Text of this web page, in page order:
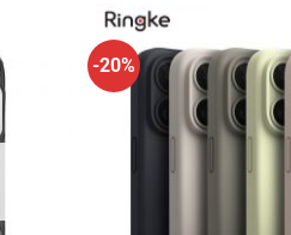
-20%